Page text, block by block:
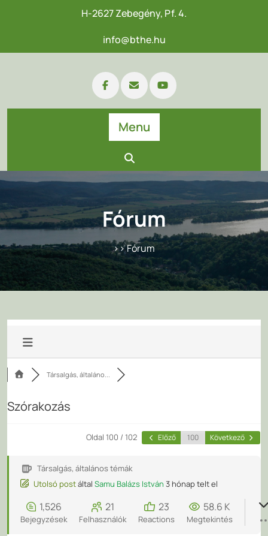
H-2627 Zebegény, Pf. 4.
info@bthe.hu
Menu
Fórum
>> Fórum
Társalgás, általáno...
Szórakozás
Oldal 100 / 102 Előző Következő
Társalgás, általános témák
Utolsó postáltal Samu Balázs István 3 hónap telt el
1,526
Bejegyzések
21
Felhasználók
23
Reactions
58.6 K
Megtekintés